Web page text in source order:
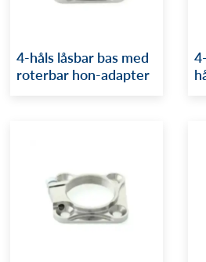
4-håls låsbar bas med
roterbar hon-adapter